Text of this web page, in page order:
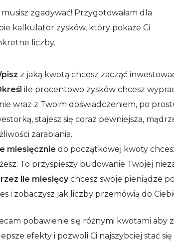
musisz zgadywać! Przygotowałam dla
kalkulator zysków, który pokaże Ci
liczby.
z jaką kwotą chcesz zacząć
ile procentowo zysków chcesz
wraz z Twoim doświadczeniem, po
stajesz się coraz pewniejsza,
zarabiania.
miesięcznie do początkowej kwoty
To przyspieszy budowanie Twojej
ile miesięcychcesz swoje pieniądze
i zobaczysz jak liczby przemówią do
pobawienie się różnymi kwotami aby
efekty i pozwoli Ci najszybciej stać